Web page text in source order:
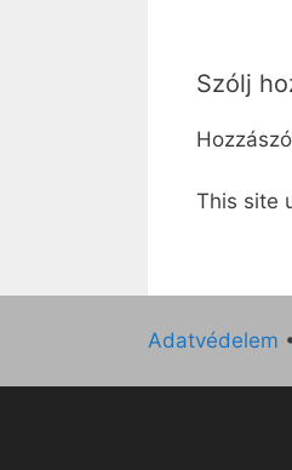
Szólj
This site
Adatvédelem